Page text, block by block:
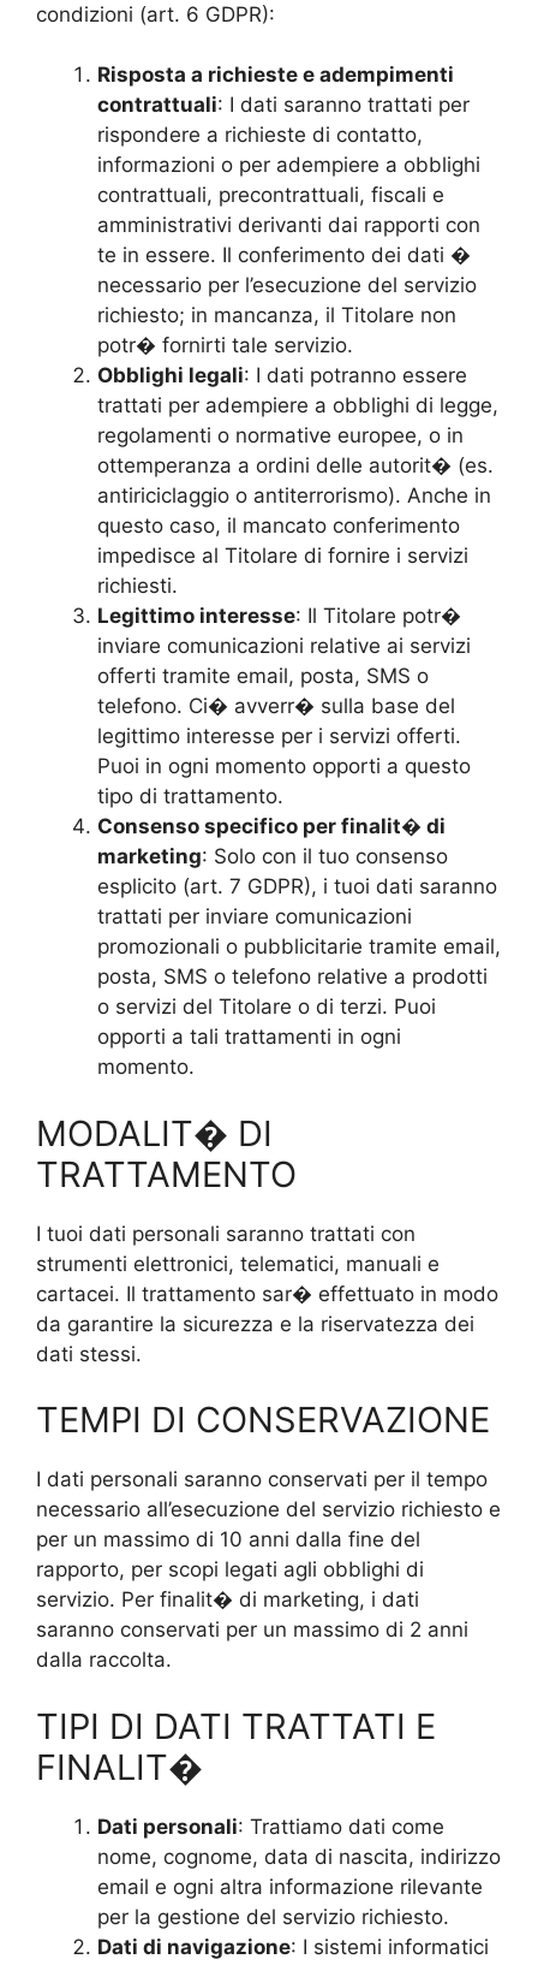
condizioni (art. 6 GDPR):
Risposta a richieste e adempimenti
contrattuali: I dati saranno trattati per
rispondere a richieste di contatto,
informazioni o per adempiere a obblighi
contrattuali, precontrattuali, fiscali e
amministrativi derivanti dai rapporti con
te in essere. Il conferimento dei dati �
necessario per l’esecuzione del servizio
richiesto; in mancanza, il Titolare non
potr� fornirti tale servizio.
Obblighi legali: I dati potranno essere
trattati per adempiere a obblighi di legge,
regolamenti o normative europee, o in
ottemperanza a ordini delle autorit� (es.
antiriciclaggio o antiterrorismo). Anche in
questo caso, il mancato conferimento
impedisce al Titolare di fornire i servizi
richiesti.
Legittimo interesse: Il Titolare potr�
inviare comunicazioni relative ai servizi
offerti tramite email, posta, SMS o
telefono. Ci� avverr� sulla base del
legittimo interesse per i servizi offerti.
Puoi in ogni momento opporti a questo
tipo di trattamento.
Consenso specifico per finalit� di
marketing: Solo con il tuo consenso
esplicito (art. 7 GDPR), i tuoi dati saranno
trattati per inviare comunicazioni
promozionali o pubblicitarie tramite email,
posta, SMS o telefono relative a prodotti
o servizi del Titolare o di terzi. Puoi
opporti a tali trattamenti in ogni
momento.
MODALIT� DI
TRATTAMENTO
I tuoi dati personali saranno trattati con
strumenti elettronici, telematici, manuali e
cartacei. Il trattamento sar� effettuato in modo
da garantire la sicurezza e la riservatezza dei
dati stessi.
TEMPI DI CONSERVAZIONE
I dati personali saranno conservati per il tempo
necessario all’esecuzione del servizio richiesto e
per un massimo di 10 anni dalla fine del
rapporto, per scopi legati agli obblighi di
servizio. Per finalit� di marketing, i dati
saranno conservati per un massimo di 2 anni
dalla raccolta.
TIPI DI DATI TRATTATI E
FINALIT�
Dati personali: Trattiamo dati come
nome, cognome, data di nascita, indirizzo
email e ogni altra informazione rilevante
per la gestione del servizio richiesto.
Dati di navigazione: I sistemi informatici